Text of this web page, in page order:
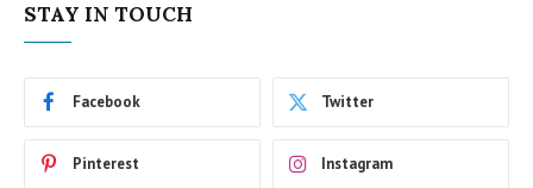
STAY IN TOUCH
Facebook Twitter
Pinterest Instagram